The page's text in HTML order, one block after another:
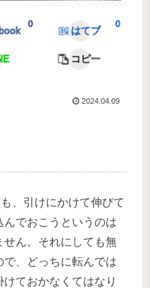
0
はてブ
0
コピー
2024.04.09
、引けにかけて伸びて
でおこうというのは
ん。それにしても無
、どっちに転んでは
ておかなくてはなり